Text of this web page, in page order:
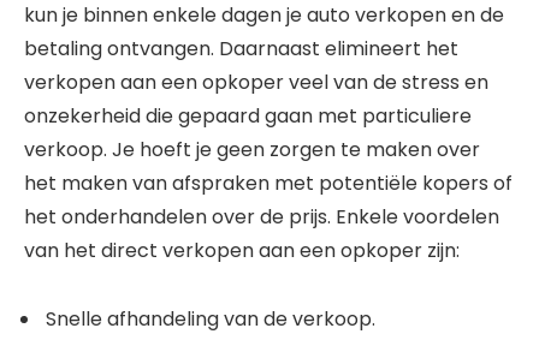
kun je binnen enkele dagen je auto verkopen en de
betaling ontvangen. Daarnaast elimineert het
verkopen aan een opkoper veel van de stress en
onzekerheid die gepaard gaan met particuliere
verkoop. Je hoeft je geen zorgen te maken over
het maken van afspraken met potentiële kopers of
het onderhandelen over de prijs. Enkele voordelen
van het direct verkopen aan een opkoper zijn:
Snelle afhandeling van de verkoop.